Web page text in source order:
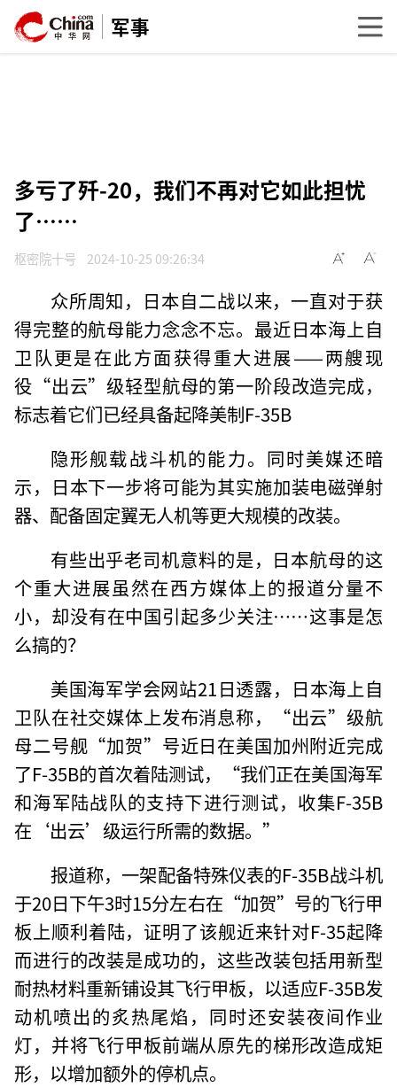
军事
多亏了歼-20，我们不再对它如此担忧
了……
枢密院十号 2024-10-25 09:26:34
众所周知，日本自二战以来，一直对于获
得完整的航母能力念念不忘。最近日本海上自
卫队更是在此方面获得重大进展——两艘现
役“出云”级轻型航母的第一阶段改造完成，
标志着它们已经具备起降美制F-35B
隐形舰载战斗机的能力。同时美媒还暗
示，日本下一步将可能为其实施加装电磁弹射
器、配备固定翼无人机等更大规模的改装。
有些出乎老司机意料的是，日本航母的这
个重大进展虽然在西方媒体上的报道分量不
小，却没有在中国引起多少关注……这事是怎
么搞的？
美国海军学会网站21日透露，日本海上自
卫队在社交媒体上发布消息称，“出云”级航
母二号舰“加贺”号近日在美国加州附近完成
了F-35B的首次着陆测试，“我们正在美国海军
和海军陆战队的支持下进行测试，收集F-35B
在‘出云’级运行所需的数据。”
报道称，一架配备特殊仪表的F-35B战斗机
于20日下午3时15分左右在“加贺”号的飞行甲
板上顺利着陆，证明了该舰近来针对F-35起降
而进行的改装是成功的，这些改装包括用新型
耐热材料重新铺设其飞行甲板，以适应F-35B发
动机喷出的炙热尾焰，同时还安装夜间作业
灯，并将飞行甲板前端从原先的梯形改造成矩
形，以增加额外的停机点。